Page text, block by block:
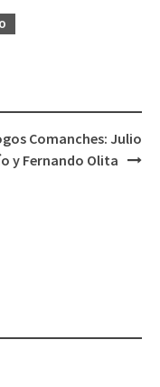
Comanches: Julio
y Fernando Olita